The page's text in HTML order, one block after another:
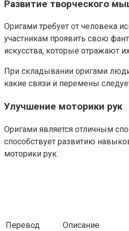
Развитие творческого
Оригами требует от человека
участникам проявить свою
искусства, которые отражают
При складывании оригами
какие связи и перемены
Улучшение моторики рук
Оригами является отличным
способствует развитию
моторики рук.
Перевод
Описание